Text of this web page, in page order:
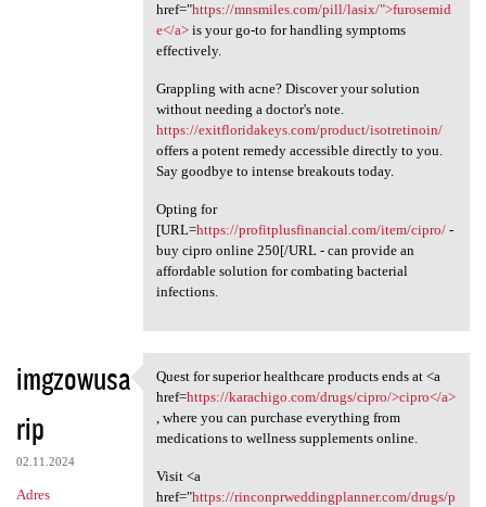
href="https://mnsmiles.com/pill/lasix/">furosemid
e</a>is your go-to for handling symptoms
effectively.
Grappling with acne? Discover your solution
without needing a doctor's note.
https://exitfloridakeys.com/product/isotretinoin/
offers a potent remedy accessible directly to you.
Say goodbye to intense breakouts today.
Opting for
[URL=https://profitplusfinancial.com/item/cipro/-
buy cipro online 250[/URL - can provide an
affordable solution for combating bacterial
infections.
imgzowusa
rip
02.11.2024
Adres
Quest for superior healthcare
Quest for superior healthcare products ends at <a
href=https://karachigo.com/drugs/cipro/>cipro</a>
, where you can purchase everything from
medications to wellness supplements online.
Visit <a
href="https://rinconprweddingplanner.com/drugs/p